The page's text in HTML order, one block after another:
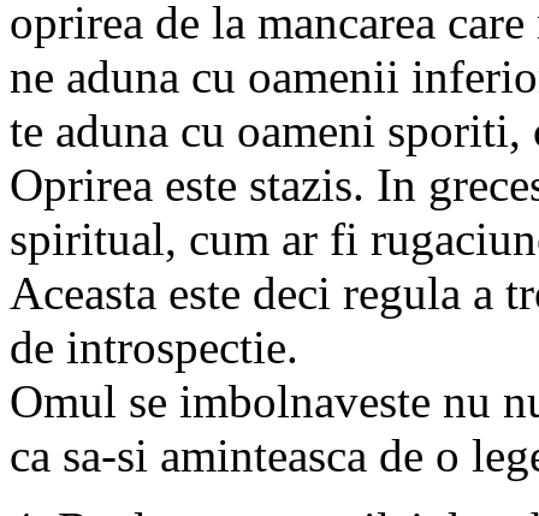
oprirea de la mancarea
ne aduna cu oamenii
te aduna cu oameni
Oprirea este stazis. In
spiritual, cum ar fi
Aceasta este deci regula a
de introspectie.
Omul se imbolnaveste nu
ca sa-si aminteasca de o